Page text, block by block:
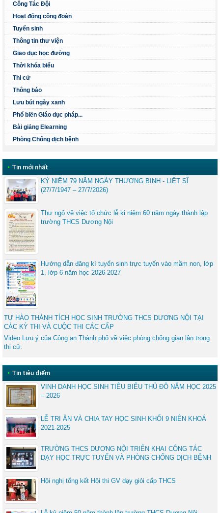
Công Tác Đội
Hoạt động công đoàn
Tuyển sinh
Thông tin thư viện
Giao dục học đường
Thời khóa biểu
Thi cử
Thông báo
Lưu bút ngày xanh
Phổ biến Giáo dục pháp...
Bài giảng Elearning
Phòng Chống dịch bệnh
• Tin mới nhất
KỶ NIỆM 79 NĂM NGÀY THƯƠNG BINH - LIỆT SĨ
(27/7/1947 – 27/7/2026)
Thư ngỏ về việc tổ chức lễ kỉ niệm 60 năm ngày thành lập
trường THCS Dương Nội
Hướng dẫn đăng kí tuyển sinh trực tuyến vào mầm non, lớp
1, lớp 6 năm học 2026-2027
TỰ HÀO THÀNH TÍCH HỌC SINH TRƯỜNG THCS DƯƠNG NỘI TẠI
CÁC KỲ THI VÀ CUỘC THI CÁC CẤP
Video Lưu ý của Công an Thành phố về việc phòng chống gian lận trong
thi cử.
• Tin tiêu điểm
VINH DANH HỌC SINH TIÊU BIỂU THỦ ĐÔ NĂM HỌC 2025
– 2026
LỄ TRI ÂN VÀ CHIA TAY HỌC SINH KHỐI 9 NIÊN KHOÁ
2021-2025
TRƯỜNG THCS DƯƠNG NỘI TRIỂN KHAI CÔNG TÁC
DẠY HỌC TRỰC TUYẾN VÀ PHÒNG CHỐNG DỊCH BỆNH
Hội nghị tổng kết Hội thi GV dạy giỏi cấp THCS